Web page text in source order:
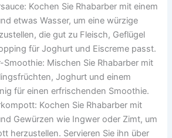
Kochen Sie Rhabarber mit einem
etwas Wasser, um eine würzige
die gut zu Fleisch, Geflügel
für Joghurt und Eiscreme passt.
Smoothie: Mischen Sie Rhabarber mit
Joghurt und einem
für einen erfrischenden Smoothie.
Kochen Sie Rhabarber mit
Gewürzen wie Ingwer oder Zimt, um
herzustellen. Servieren Sie ihn über